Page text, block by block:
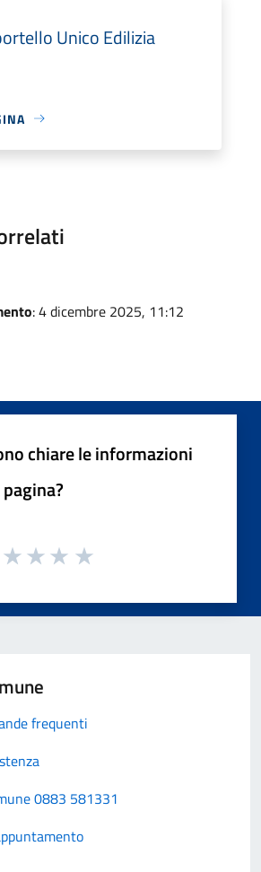
Unico Edilizia
: 4 dicembre 2025, 11:12
chiare le informazioni
frequenti
0883 581331